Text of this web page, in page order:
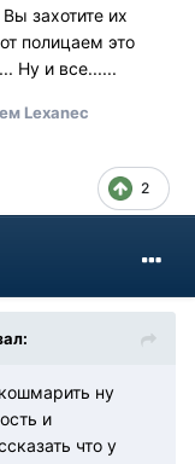
захотите их
полицаем это
Ну и все......
Lexanec
2
ну
и
что у